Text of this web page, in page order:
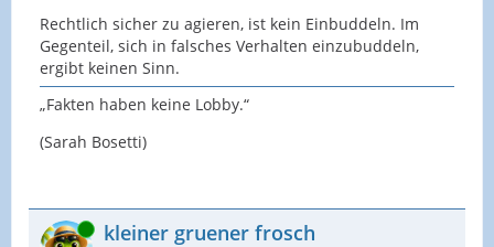
Rechtlich sicher zu agieren, ist kein Einbuddeln. Im
Gegenteil, sich in falsches Verhalten einzubuddeln,
ergibt keinen Sinn.
„Fakten haben keine Lobby.“
(Sarah Bosetti)
Online kleiner gruener frosch